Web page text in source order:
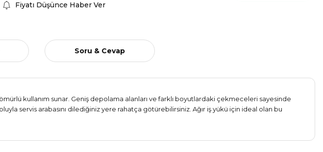
Fiyatı Düşünce Haber Ver
Soru & Cevap
kullanım sunar. Geniş depolama alanları ve farklı boyutlardaki çekmeceleri sayesinde
servis arabasını dilediğiniz yere rahatça götürebilirsiniz. Ağır iş yükü için ideal olan bu